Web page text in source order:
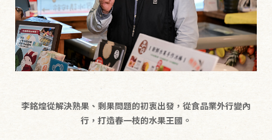
李銘煌從解決熟果、剩果問題的初衷出發，從食品業外行變內
行，打造春一枝的水果王國。